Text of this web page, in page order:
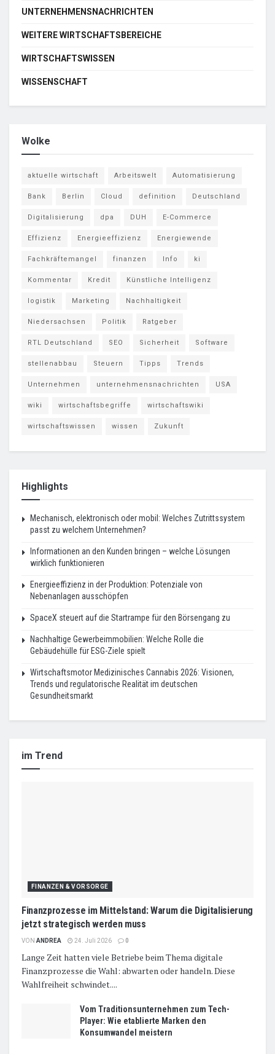
UNTERNEHMENSNACHRICHTEN
WEITERE WIRTSCHAFTSBEREICHE
WIRTSCHAFTSWISSEN
WISSENSCHAFT
Wolke
aktuelle wirtschaft Arbeitswelt Automatisierung
Bank Berlin Cloud definition Deutschland
Digitalisierung dpa DUH E-Commerce
Effizienz Energieeffizienz Energiewende
Fachkräftemangel finanzen Info ki
Kommentar Kredit Künstliche Intelligenz
logistik Marketing Nachhaltigkeit
Niedersachsen Politik Ratgeber
RTL Deutschland SEO Sicherheit Software
stellenabbau Steuern Tipps Trends
Unternehmen unternehmensnachrichten USA
wiki wirtschaftsbegriffe wirtschaftswiki
wirtschaftswissen wissen Zukunft
Highlights
Mechanisch, elektronisch oder mobil: Welches Zutrittssystem
passt zu welchem Unternehmen?
Informationen an den Kunden bringen – welche Lösungen
wirklich funktionieren
Energieeffizienz in der Produktion: Potenziale von
Nebenanlagen ausschöpfen
SpaceX steuert auf die Startrampe für den Börsengang zu
Nachhaltige Gewerbeimmobilien: Welche Rolle die
Gebäudehülle für ESG-Ziele spielt
Wirtschaftsmotor Medizinisches Cannabis 2026: Visionen,
Trends und regulatorische Realität im deutschen
Gesundheitsmarkt
im Trend
FINANZEN & VORSORGE
Finanzprozesse im Mittelstand: Warum die Digitalisierung
jetzt strategisch werden muss
VON ANDREA 24. Juli 2026 0
Lange Zeit hatten viele Betriebe beim Thema digitale
Finanzprozesse die Wahl: abwarten oder handeln. Diese
Wahlfreiheit schwindet....
Vom Traditionsunternehmen zum Tech-
Player: Wie etablierte Marken den
Konsumwandel meistern